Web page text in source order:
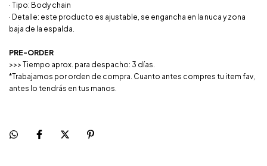
· Tipo: Body chain
· Detalle: este producto es ajustable, se engancha en la nuca y zona
baja de la espalda.
PRE-ORDER
>>> Tiempo aprox. para despacho: 3 días.
*Trabajamos por orden de compra. Cuanto antes compres tu item fav,
antes lo tendrás en tus manos.